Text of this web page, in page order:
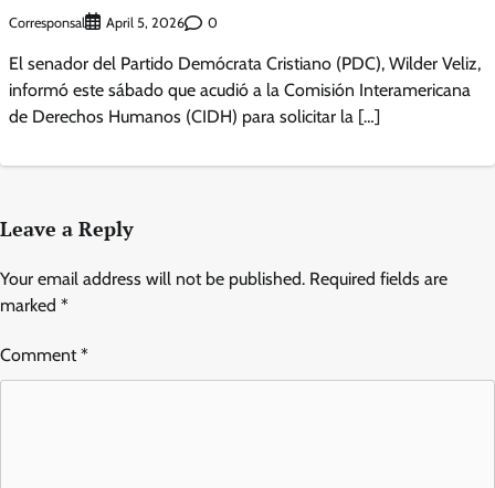
Corresponsal April 5, 2026 0
El senador del Partido Demócrata Cristiano (PDC), Wilder Veliz,
informó este sábado que acudió a la Comisión Interamericana
de Derechos Humanos (CIDH) para solicitar la […]
Leave a Reply
Your email address will not be published. Required fields are
marked *
Comment*